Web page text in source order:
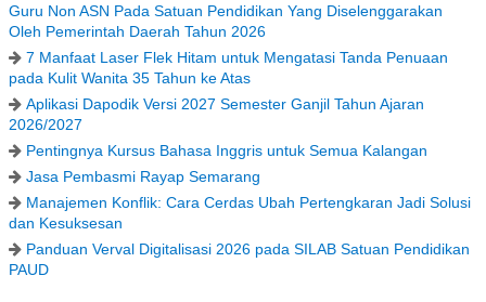
Guru Non ASN Pada Satuan Pendidikan Yang Diselenggarakan
Oleh Pemerintah Daerah Tahun 2026
7 Manfaat Laser Flek Hitam untuk Mengatasi Tanda Penuaan
pada Kulit Wanita 35 Tahun ke Atas
Aplikasi Dapodik Versi 2027 Semester Ganjil Tahun Ajaran
2026/2027
Pentingnya Kursus Bahasa Inggris untuk Semua Kalangan
Jasa Pembasmi Rayap Semarang
Manajemen Konflik: Cara Cerdas Ubah Pertengkaran Jadi Solusi
dan Kesuksesan
Panduan Verval Digitalisasi 2026 pada SILAB Satuan Pendidikan
PAUD